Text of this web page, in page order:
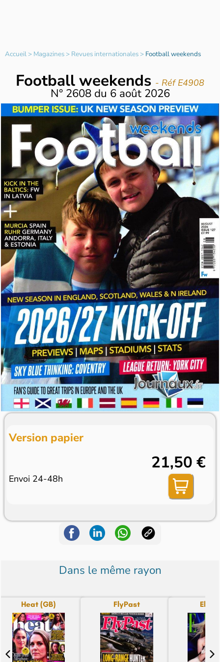
Accueil> Magazines> Revues internationales> Football weekends
Football weekends - Réf E4908
N° 2608du 6 août 2026
Version papier
Envoi 24-48h
21,50 €
Dans le même rayon
Heat (GB) FlyPast Elle